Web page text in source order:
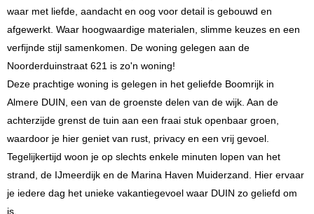
waar met liefde, aandacht en oog voor detail is gebouwd en
afgewerkt. Waar hoogwaardige materialen, slimme keuzes en een
verfijnde stijl samenkomen. De woning gelegen aan de
Noorderduinstraat 621 is zo'n woning!
Deze prachtige woning is gelegen in het geliefde Boomrijk in
Almere DUIN, een van de groenste delen van de wijk. Aan de
achterzijde grenst de tuin aan een fraai stuk openbaar groen,
waardoor je hier geniet van rust, privacy en een vrij gevoel.
Tegelijkertijd woon je op slechts enkele minuten lopen van het
strand, de IJmeerdijk en de Marina Haven Muiderzand. Hier ervaar
je iedere dag het unieke vakantiegevoel waar DUIN zo geliefd om
is.